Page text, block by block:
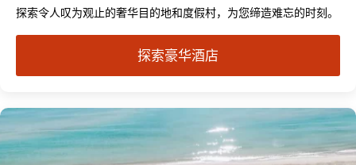
探索令人叹为观止的奢华目的地和度假村，为您缔造难忘的时刻。
探索豪华酒店